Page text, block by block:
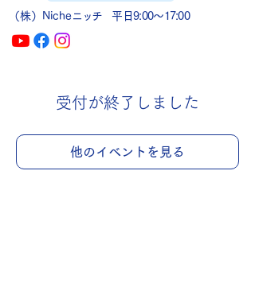
（株）Nicheニッチ平日9:00〜17:00
受付が終了しました
他のイベントを見る